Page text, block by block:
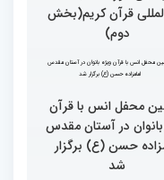
تصویری چهارمین
رقابت بخش برادران
چهلمین دوره مسابقات